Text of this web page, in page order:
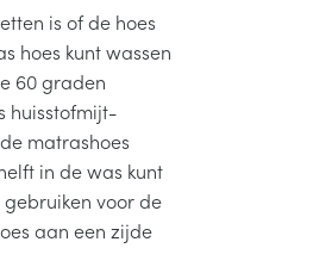
is of de hoes
hoes kunt wassen
60 graden
huisstofmijt-
matrashoes
in de was kunt
voor de
aan een zijde